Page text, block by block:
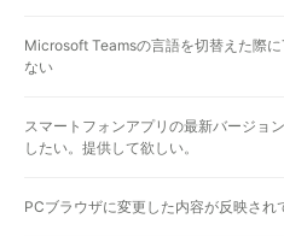
Microsoft Teamsの言語を切替えた際
ない
スマートフォンアプリの最新バージョ
したい。提供して欲しい。
PCブラウザに変更した内容が反映され